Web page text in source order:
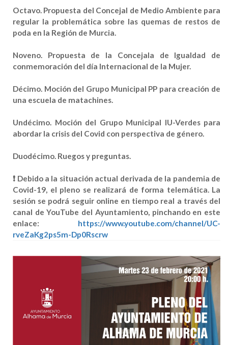
Octavo. Propuesta del Concejal de Medio Ambiente para
regular la problemática sobre las quemas de restos de
poda en la Región de Murcia.
Noveno. Propuesta de la Concejala de Igualdad de
conmemoración del día Internacional de la Mujer.
Décimo. Moción del Grupo Municipal PP para creación de
una escuela de matachines.
Undécimo. Moción del Grupo Municipal IU-Verdes para
abordar la crisis del Covid con perspectiva de género.
Duodécimo. Ruegos y preguntas.
❗ Debido a la situación actual derivada de la pandemia de
Covid-19, el pleno se realizará de forma telemática. La
sesión se podrá seguir online en tiempo real a través del
canal de YouTube del Ayuntamiento, pinchando en este
enlace: https://www.youtube.com/channel/UC-
rveZaKg2ps5m-Dp0Rscrw